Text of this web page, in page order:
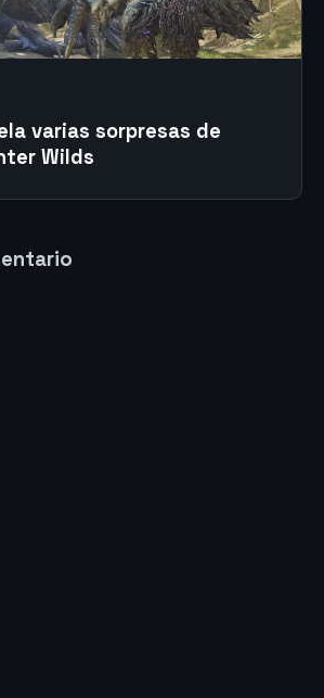
varias sorpresas de
Wilds